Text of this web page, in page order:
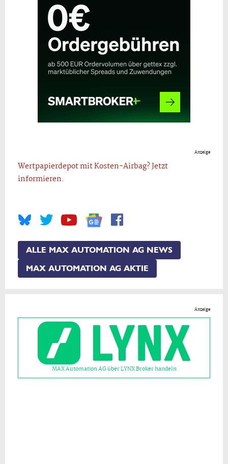
Anzeige
Wertpapierdepot mit Kosten-Airbag? Jetzt
informieren.
ALLE MAX AUTOMATION AG NEWS
MAX AUTOMATION AG AKTIE
Anzeige
MAX Automation AG über LYNX Broker handeln